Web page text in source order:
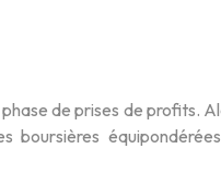
de prises de profits.
boursières